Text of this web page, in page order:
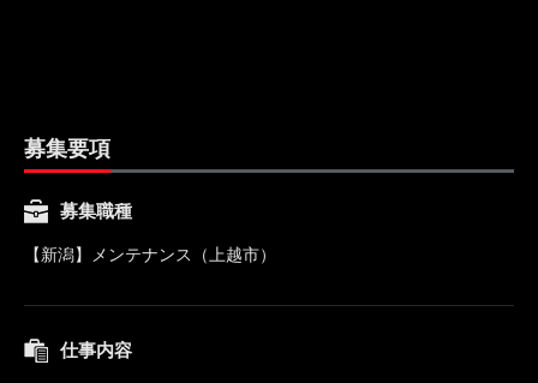
募集要項
募集職種
【新潟】メンテナンス（上越市）
仕事内容